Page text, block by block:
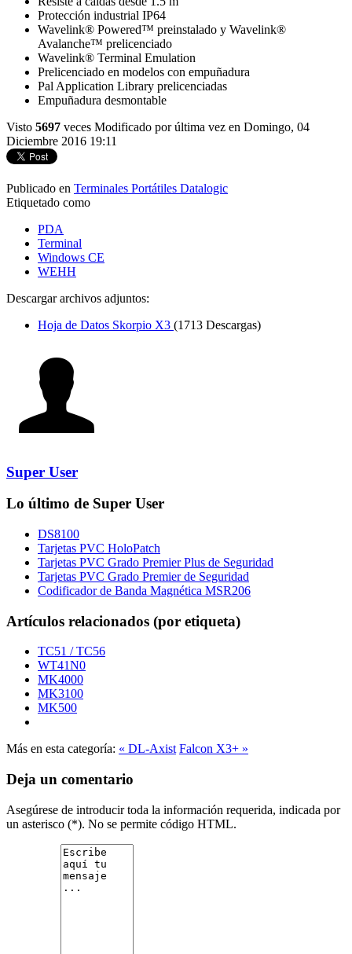
Protección industrial IP64
Wavelink® Powered™ preinstalado y Wavelink®
Avalanche™ prelicenciado
Wavelink® Terminal Emulation
Prelicenciado en modelos con empuñadura
Pal Application Library prelicenciadas
Empuñadura desmontable
Visto 5697 veces Modificado por última vez en Domingo, 04
Diciembre 2016 19:11
Publicado en Terminales Portátiles Datalogic
Etiquetado como
PDA
Terminal
Windows CE
WEHH
Descargar archivos adjuntos:
Hoja de Datos Skorpio X3 (1713 Descargas)
Super User
Lo último de Super User
DS8100
Tarjetas PVC HoloPatch
Tarjetas PVC Grado Premier Plus de Seguridad
Tarjetas PVC Grado Premier de Seguridad
Codificador de Banda Magnética MSR206
Artículos relacionados (por etiqueta)
TC51 / TC56
WT41N0
MK4000
MK3100
MK500
Más en esta categoría: « DL-Axist Falcon X3+ »
Deja un comentario
Asegúrese de introducir toda la información requerida, indicada por
un asterisco (*). No se permite código HTML.